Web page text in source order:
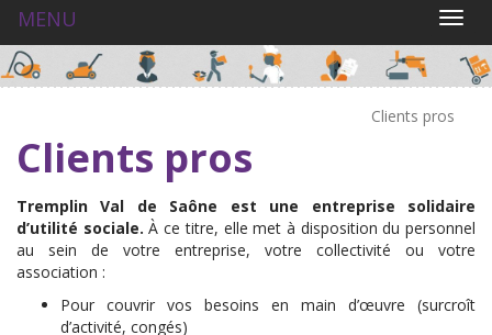
MENU
Clients pros
Clients pros
Tremplin Val de Saône est une entreprise solidaire
d’utilité sociale. À ce titre, elle met à disposition du personnel
au sein de votre entreprise, votre collectivité ou votre
association :
Pour couvrir vos besoins en main d’œuvre (surcroît
d’activité, congés)